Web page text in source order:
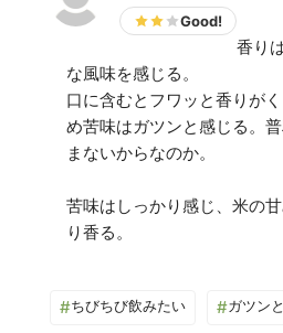
Good!
香り
な風味を感じる。
口に含むとフワッと香りが
め苦味はガツンと感じる。
まないからなのか。
苦味はしっかり感じ、米の
#ちびちび飲みたい #ガツン